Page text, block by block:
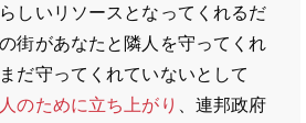
しいリソースとなってくれるだ
街があなたと隣人を守ってくれ
だ守ってくれていないとして
のために立ち上がり 、連邦政府